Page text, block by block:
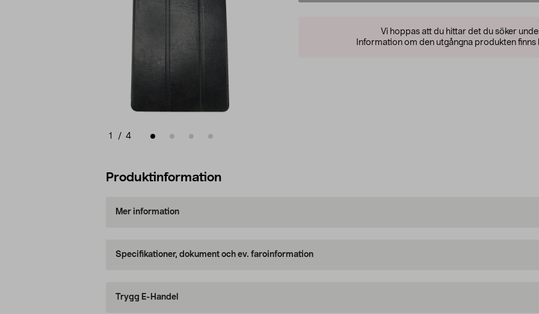
1 / 4
Vi hoppas att du hittar det du söker
Information om den utgångna produkten finns
Produktinformation
Mer information
Specifikationer, dokument och ev. faroinformation
Trygg E-Handel